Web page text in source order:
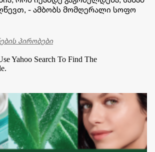
- ამბობს მომღერალი სოფო
პირობები
Yahoo Search To Find The